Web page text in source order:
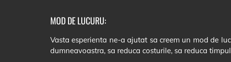
MOD DE LUCURU:
Vasta esperienta ne-a ajutat sa creem un mod de
dumneavoastra, sa reduca costurile, sa reduca